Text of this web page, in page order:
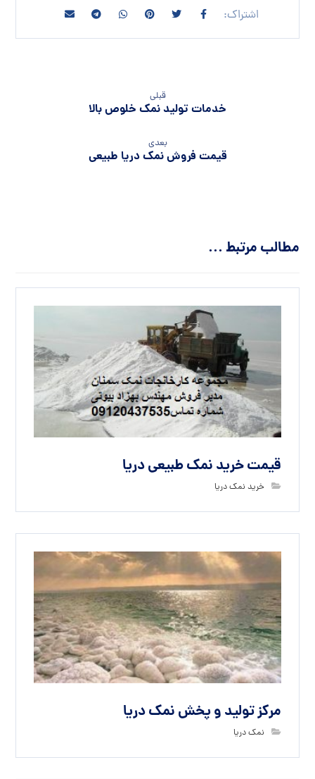
قبلی
خدمات تولید نمک خلوص بالا
بعدی
قیمت فروش نمک دریا طبیعی
مطالب مرتبط ...
قیمت خرید نمک طبیعی دریا
خرید نمک دریا
مرکز تولید و پخش نمک دریا
نمک دریا